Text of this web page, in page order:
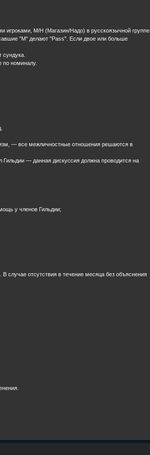
игроками, М/Н (Магазин/Надо) в русскоязычной группе.
"М" делают "Pass". Если двое или больше
по номиналу.
— все межличностные отношения решаются в
Гильдии — данная дискуссия должна проводится на
у членов Гильдии;
случае отсутствия в течение месяца без объяснения